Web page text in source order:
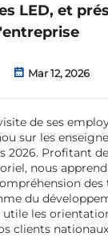
LED, et
Mar 12, 2026
de ses
sur les
2026. Profitant
nous
des
du
les
clients